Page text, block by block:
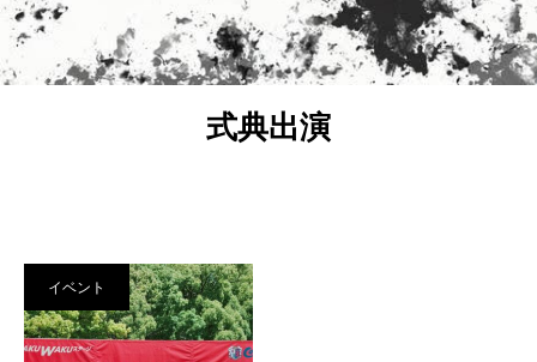
式典出演
イベント